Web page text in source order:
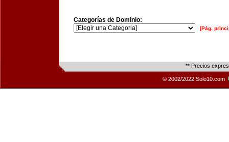
Categorías de Dominio:
[Pág.
** Precios
© 2002/2022 Solo10.com